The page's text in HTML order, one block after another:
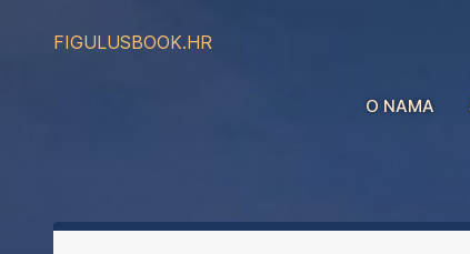
FIGULUSBOOK.HR
O NAMA